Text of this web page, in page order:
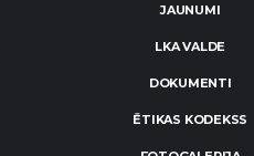
JAUNUMI
LKA VALDE
DOKUMENTI
ĒTIKAS KODEKSS